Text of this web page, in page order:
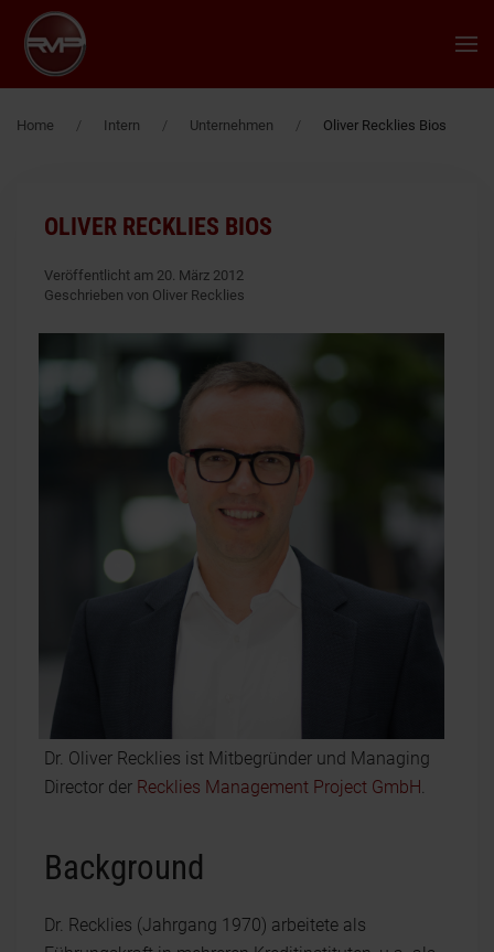
Zum Hauptinhalt springen
Home Intern Unternehmen Oliver Recklies Bios
OLIVER RECKLIES BIOS
Veröffentlicht am 20. März 2012
Geschrieben von Oliver Recklies
Dr. Oliver Recklies ist Mitbegründer und Managing
Director der Recklies Management Project GmbH.
Background
Dr. Recklies (Jahrgang 1970) arbeitete als